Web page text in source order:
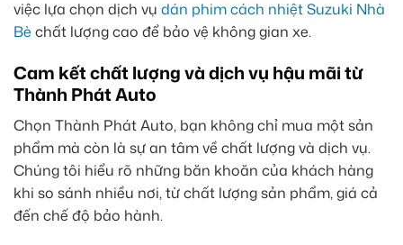
việc lựa chọn dịch vụ dán phim cách nhiệt Suzuki Nhà
Bè chất lượng cao để bảo vệ không gian xe.
Cam kết chất lượng và dịch vụ hậu mãi từ
Thành Phát Auto
Chọn Thành Phát Auto, bạn không chỉ mua một sản
phẩm mà còn là sự an tâm về chất lượng và dịch vụ.
Chúng tôi hiểu rõ những băn khoăn của khách hàng
khi so sánh nhiều nơi, từ chất lượng sản phẩm, giá cả
đến chế độ bảo hành.